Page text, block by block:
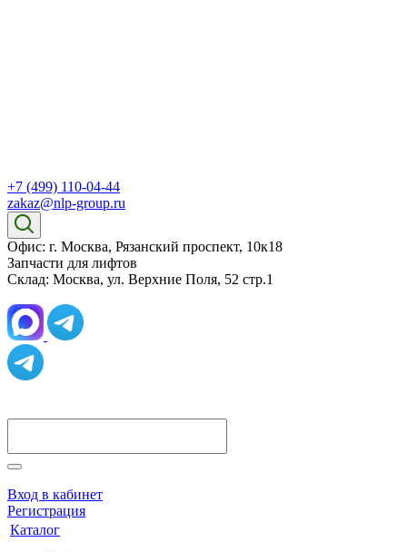
+7 (499) 110-04-44
zakaz@nlp-group.ru
Офис: г. Москва, Рязанский проспект, 10к18
Запчасти для лифтов
Склад: Москва, ул. Верхние Поля, 52 стр.1
Вход в кабинет
Регистрация
Каталог